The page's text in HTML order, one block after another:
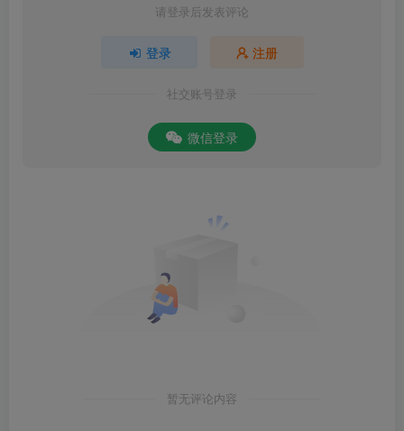
请登录后发表评论
登录 注册
社交账号登录
微信登录
暂无评论内容